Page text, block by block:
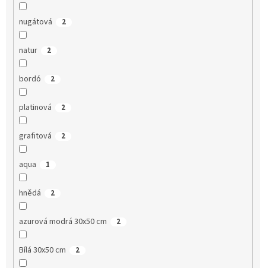
nugátová 2
natur 2
bordó 2
platinová 2
grafitová 2
aqua 1
hnědá 2
azurová modrá 30x50 cm 2
Bílá 30x50 cm 2